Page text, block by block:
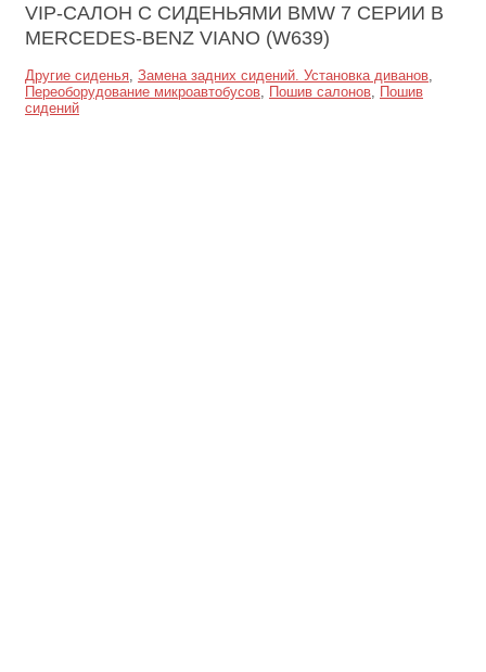
VIP-САЛОН С СИДЕНЬЯМИ BMW 7 СЕРИИ В
MERCEDES-BENZ VIANO (W639)
Другие сиденья Замена задних сидений. Установка диванов
Переоборудование микроавтобусов
Пошив салонов
Пошив
сидений